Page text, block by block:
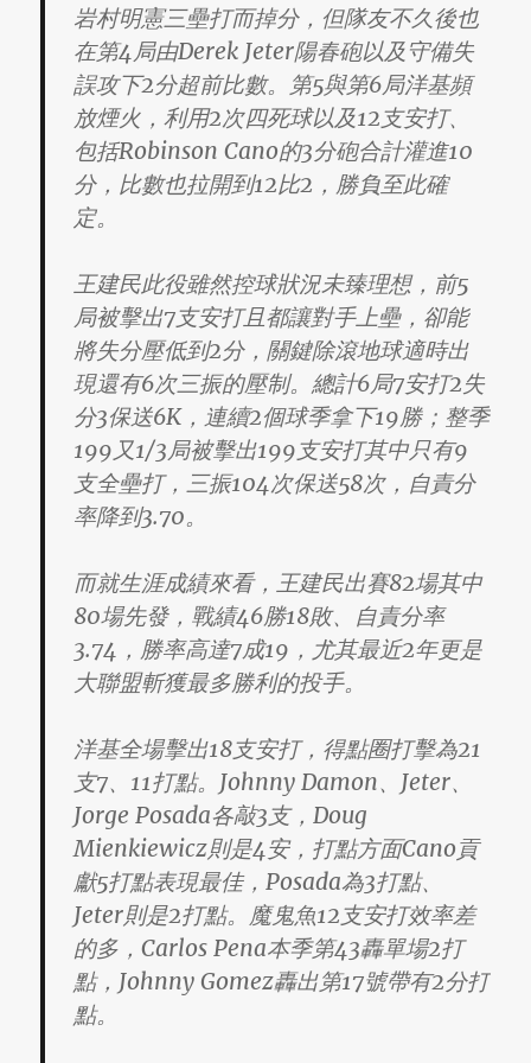
岩村明憲三壘打而掉分，但隊友不久後也
在第4局由Derek Jeter陽春砲以及守備失
誤攻下2分超前比數。第5與第6局洋基頻
放煙火，利用2次四死球以及12支安打、
包括Robinson Cano的3分砲合計灌進10
分，比數也拉開到12比2，勝負至此確
定。
王建民此役雖然控球狀況未臻理想，前5
局被擊出7支安打且都讓對手上壘，卻能
將失分壓低到2分，關鍵除滾地球適時出
現還有6次三振的壓制。總計6局7安打2失
分3保送6K，連續2個球季拿下19勝；整季
199又1/3局被擊出199支安打其中只有9
支全壘打，三振104次保送58次，自責分
率降到3.70。
而就生涯成績來看，王建民出賽82場其中
80場先發，戰績46勝18敗、自責分率
3.74，勝率高達7成19，尤其最近2年更是
大聯盟斬獲最多勝利的投手。
洋基全場擊出18支安打，得點圈打擊為21
支7、11打點。Johnny Damon、Jeter、
Jorge Posada各敲3支，Doug
Mienkiewicz則是4安，打點方面Cano貢
獻5打點表現最佳，Posada為3打點、
Jeter則是2打點。魔鬼魚12支安打效率差
的多，Carlos Pena本季第43轟單場2打
點，Johnny Gomez轟出第17號帶有2分打
點。